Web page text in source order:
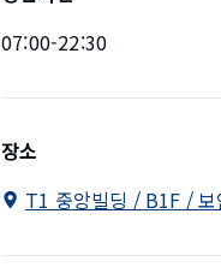
07:00-22:30
장소
T1 중앙빌딩 / B1F / 보